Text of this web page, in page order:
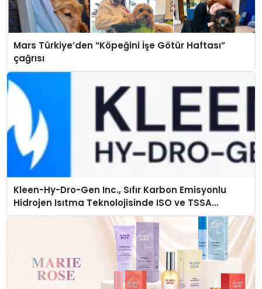
Mars Türkiye’den “Köpeğini İşe Götür Haftası”
çağrısı
Kleen-Hy-Dro-Gen Inc., Sıfır Karbon Emisyonlu
Hidrojen Isıtma Teknolojisinde ISO ve TSSA
Düzenleyici Onaylarını Aldı